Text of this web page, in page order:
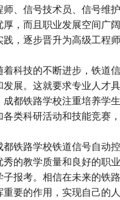
、信号技术员、信号维
，而且职业发展空间广
，逐步晋升为高级工程
科技的不断进步，铁道
展。这就要求专业人才
都铁路学校注重培养学
各类科研活动和技能竞赛
都铁路学校铁道信号自动
秀的教学质量和良好的职
子报考。相信在未来的铁
要的作用，实现自己的人